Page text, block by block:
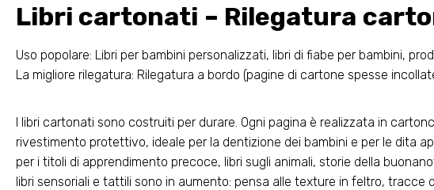
Libri cartonati – Rilegatura
Uso popolare: Libri per bambini personalizzati, libri di fiabe per bambini,
La migliore rilegatura: Rilegatura a bordo (pagine di cartone spesse
I libri cartonati sono costruiti per durare. Ogni pagina è realizzata in
rivestimento protettivo, ideale per la dentizione dei bambini e per le dita
per i titoli di apprendimento precoce, libri sugli animali, storie della
libri sensoriali e tattili sono in aumento: pensa alle texture in feltro, tracce